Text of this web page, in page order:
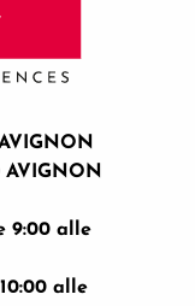
AVIGNON
9:00 alle
alle